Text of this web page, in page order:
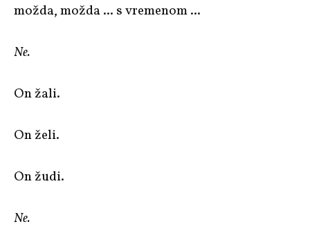
možda, možda ... s vremenom ...
Ne.
On žali.
On želi.
On žudi.
Ne.